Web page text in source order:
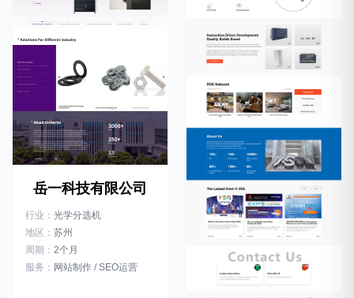
岳一科技有限公司
行业： 光学分选机
地区： 苏州
周期： 2个月
服务： 网站制作 / SEO运营